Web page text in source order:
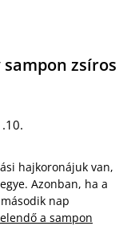
zsíros
hajkoronájuk van,
Azonban, ha a
nap
a sampon